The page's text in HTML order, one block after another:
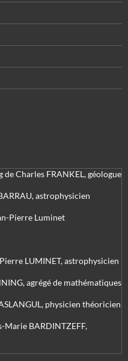
Charles FRANKEL, géologue
astrophysicien
Pierre Luminet
LUMINET, astrophysicien
agrégé de mathématiques
physicien théoricien
Marie BARDINTZEFF,